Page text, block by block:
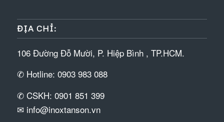
ĐỊA CHỈ:
106 Đường Đỗ Mười, P. Hiệp Bình , TP.HCM.
✆ Hotline: 0903 983 088
✆ CSKH: 0901 851 399
✉ info@inoxtanson.vn